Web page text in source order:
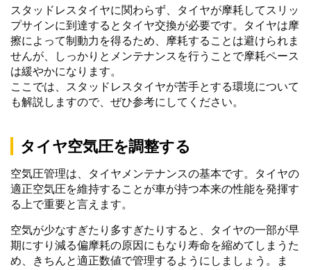
スタッドレスタイヤに関わらず、タイヤが摩耗してスリッ
プサインに到達するとタイヤ交換が必要です。タイヤは摩
擦によって制動力を得るため、摩耗することは避けられま
せんが、しっかりとメンテナンスを行うことで摩耗ペース
は緩やかになります。
ここでは、スタッドレスタイヤが苦手とする環境について
も解説しますので、ぜひ参考にしてください。
タイヤ空気圧を調整する
空気圧管理は、タイヤメンテナンスの基本です。タイヤの
適正空気圧を維持することが車が持つ本来の性能を発揮す
る上で重要と言えます。
空気が少なすぎたり多すぎたりすると、タイヤの一部が早
期にすり減る偏摩耗の原因にもなり寿命を縮めてしまうた
め、きちんと適正数値で管理するようにしましょう。ま